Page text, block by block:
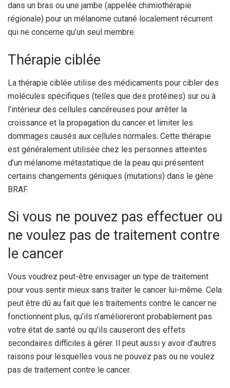
dans un bras ou une jambe (appelée chimiothérapie
régionale) pour un mélanome cutané localement récurrent
qui ne concerne qu’un seul membre.
Thérapie ciblée
La thérapie ciblée utilise des médicaments pour cibler des
molécules spécifiques (telles que des protéines) sur ou à
l’intérieur des cellules cancéreuses pour arrêter la
croissance et la propagation du cancer et limiter les
dommages causés aux cellules normales. Cette thérapie
est généralement utilisée chez les personnes atteintes
d’un mélanome métastatique de la peau qui présentent
certains changements géniques (mutations) dans le gène
BRAF.
Si vous ne pouvez pas effectuer ou
ne voulez pas de traitement contre
le cancer
Vous voudrez peut-être envisager un type de traitement
pour vous sentir mieux sans traiter le cancer lui-même. Cela
peut être dû au fait que les traitements contre le cancer ne
fonctionnent plus, qu’ils n’amélioreront probablement pas
votre état de santé ou qu’ils causeront des effets
secondaires difficiles à gérer. Il peut aussi y avoir d’autres
raisons pour lesquelles vous ne pouvez pas ou ne voulez
pas de traitement contre le cancer.